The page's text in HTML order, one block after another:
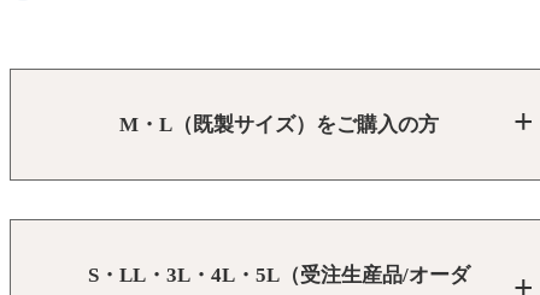
M・L（既製サイズ）をご購入の方
S・LL・3L・4L・5L（受注生産品/オーダ